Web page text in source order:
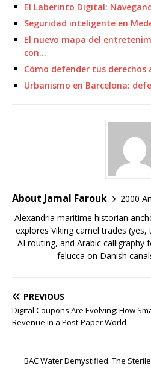
El Laberinto Digital:
Seguridad inteligente en
El nuevo mapa del
con…
Cómo defender tus
Urbanismo en Barcelona:
About Jamal Farouk
2000
Alexandria maritime historian
explores Viking camel trades
AI routing, and Arabic calligraphy
felucca on Danish
PREVIOUS
Digital Coupons Are Evolving: How
Revenue in a Post-Paper World
BAC Water Demystified: The